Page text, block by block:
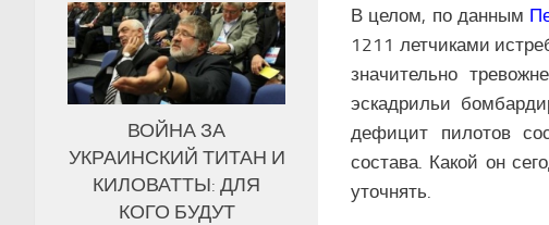
В целом, по данным
1211 летчиками
значительно
эскадрильи
дефицит пилотов
состава. Какой он
уточнять.
ВОЙНА ЗА
УКРАИНСКИЙ ТИТАН И
КИЛОВАТТЫ: ДЛЯ
КОГО БУДУТ